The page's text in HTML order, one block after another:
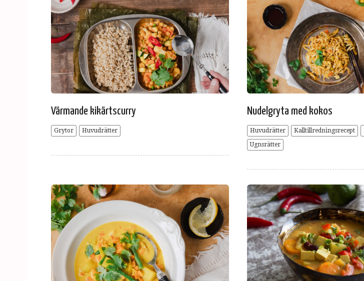
Värmande kikärtscurry
Grytor Huvudrätter
Nudelgryta med kokos
Huvudrätter Kalltillredningsrecept
Ugnsrätter